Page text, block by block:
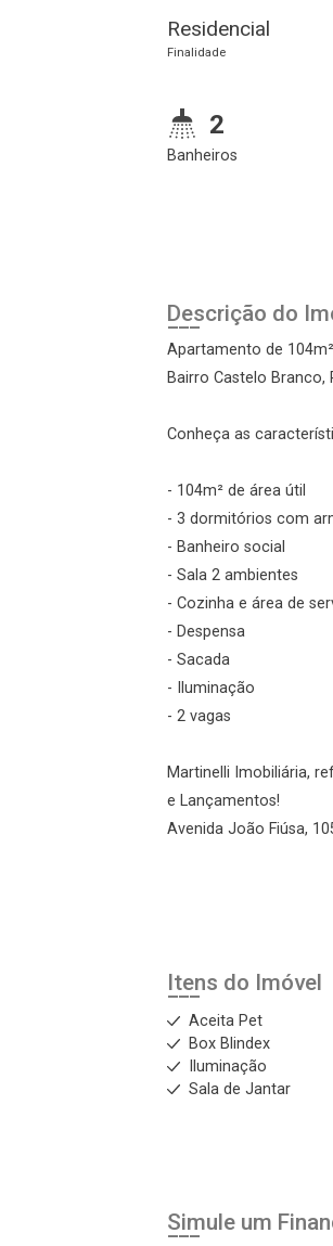
Residencial
Finalidade
2
Banheiros
Descrição do
Apartamento de
Bairro Castelo Branco,
Conheça as
- 104m² de área útil
- 3 dormitórios com
- Banheiro social
- Sala 2 ambientes
- Cozinha e área de
- Despensa
- Sacada
- Iluminação
- 2 vagas
Martinelli Imobiliária,
e Lançamentos!
Avenida João Fiúsa,
Itens do Imóvel
Aceita Pet
Box Blindex
Iluminação
Sala de Jantar
Simule um
Esqueci